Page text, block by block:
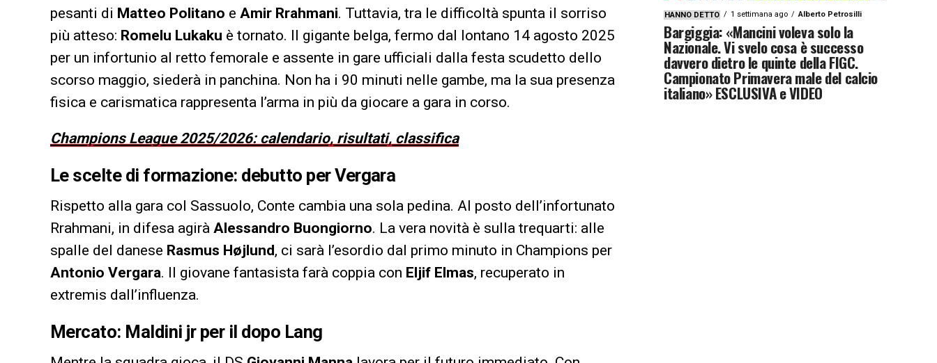
pesanti di Matteo Politano e Amir Rrahmani. Tuttavia, tra le difficoltà spunta il sorriso
più atteso: Romelu Lukaku è tornato. Il gigante belga, fermo dal lontano 14 agosto 2025
per un infortunio al retto femorale e assente in gare ufficiali dalla festa scudetto dello
scorso maggio, siederà in panchina. Non ha i 90 minuti nelle gambe, ma la sua presenza
fisica e carismatica rappresenta l’arma in più da giocare a gara in corso.
Champions League 2025/2026: calendario, risultati, classifica
Le scelte di formazione: debutto per Vergara
Rispetto alla gara col Sassuolo, Conte cambia una sola pedina. Al posto dell’infortunato
Rrahmani, in difesa agirà Alessandro Buongiorno. La vera novità è sulla trequarti: alle
spalle del danese Rasmus Højlund, ci sarà l’esordio dal primo minuto in Champions per
Antonio Vergara. Il giovane fantasista farà coppia con Eljif Elmas, recuperato in
extremis dall’influenza.
Mercato: Maldini jr per il dopo Lang
HANNO DETTO 1 settimana ago Alberto Petrosilli
Bargiggia: «Mancini voleva solo la
Nazionale. Vi svelo cosa è successo
davvero dietro le quinte della FIGC.
Campionato Primavera male del calcio
italiano» ESCLUSIVA e VIDEO